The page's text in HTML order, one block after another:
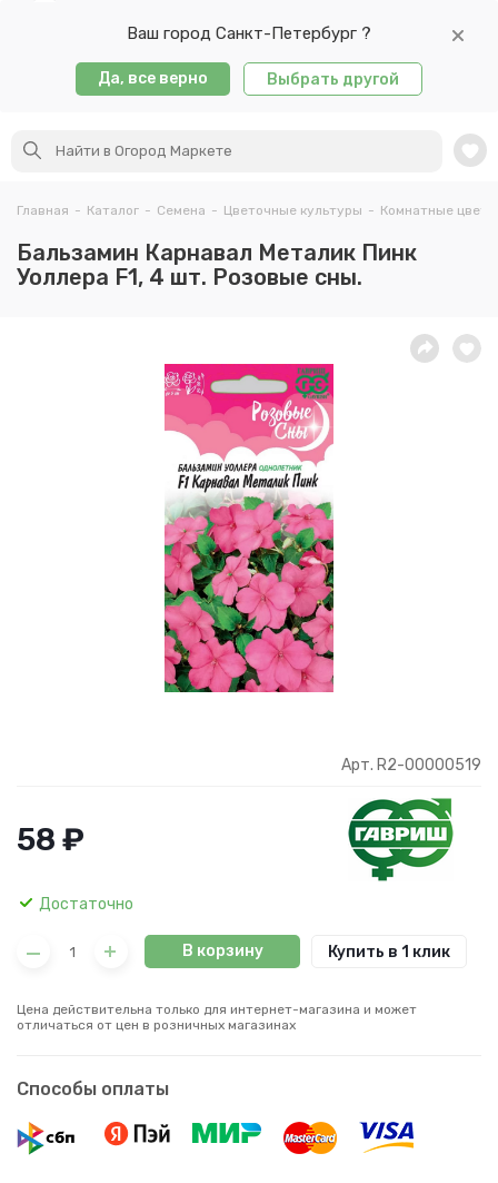
Ваш город Санкт-Петербург ?
Да, все верно Выбрать другой
Главная - Каталог - Семена - Цветочные культуры - Комнатные цветы
Бальзамин Карнавал Металик Пинк
Уоллера F1, 4 шт. Розовые сны.
Арт. R2-00000519
58 ₽
Достаточно
В корзину Купить в 1 клик
Цена действительна только для интернет-магазина и может
отличаться от цен в розничных магазинах
Способы оплаты